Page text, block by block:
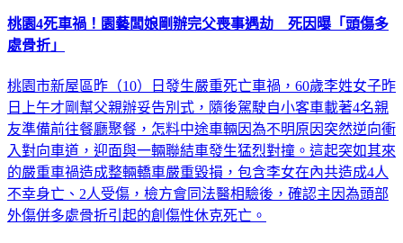
桃園4死車禍！園藝闆娘剛辦完父喪事遇劫 死因曝「頭傷多
處骨折」
桃園市新屋區昨（10）日發生嚴重死亡車禍，60歲李姓女子昨
日上午才剛幫父親辦妥告別式，隨後駕駛自小客車載著4名親
友準備前往餐廳聚餐，怎料中途車輛因為不明原因突然逆向衝
入對向車道，迎面與一輛聯結車發生猛烈對撞。這起突如其來
的嚴重車禍造成整輛轎車嚴重毀損，包含李女在內共造成4人
不幸身亡、2人受傷，檢方會同法醫相驗後，確認主因為頭部
外傷併多處骨折引起的創傷性休克死亡。